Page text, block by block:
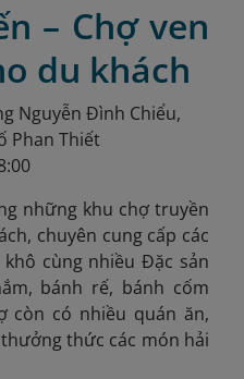
– Chợ ven
du khách
Nguyễn Đình Chiểu,
Phan Thiết
những khu chợ truyền
chuyên cung cấp các
cùng nhiều Đặc sản
bánh rế, bánh cốm
còn có nhiều quán ăn,
thức các món hải